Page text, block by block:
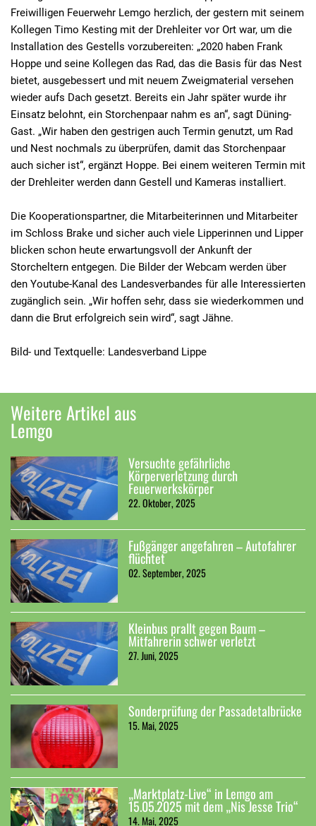
Freiwilligen Feuerwehr Lemgo herzlich, der gestern mit seinem
Kollegen Timo Kesting mit der Drehleiter vor Ort war, um die
Installation des Gestells vorzubereiten: „2020 haben Frank
Hoppe und seine Kollegen das Rad, das die Basis für das Nest
bietet, ausgebessert und mit neuem Zweigmaterial versehen
wieder aufs Dach gesetzt. Bereits ein Jahr später wurde ihr
Einsatz belohnt, ein Storchenpaar nahm es an“, sagt Düning-
Gast. „Wir haben den gestrigen auch Termin genutzt, um Rad
und Nest nochmals zu überprüfen, damit das Storchenpaar
auch sicher ist“, ergänzt Hoppe. Bei einem weiteren Termin mit
der Drehleiter werden dann Gestell und Kameras installiert.
Die Kooperationspartner, die Mitarbeiterinnen und Mitarbeiter
im Schloss Brake und sicher auch viele Lipperinnen und Lipper
blicken schon heute erwartungsvoll der Ankunft der
Storcheltern entgegen. Die Bilder der Webcam werden über
den Youtube-Kanal des Landesverbandes für alle Interessierten
zugänglich sein. „Wir hoffen sehr, dass sie wiederkommen und
dann die Brut erfolgreich sein wird“, sagt Jähne.
Bild- und Textquelle: Landesverband Lippe
Weitere Artikel aus
Lemgo
Versuchte gefährliche
Körperverletzung durch
Feuerwerkskörper
22. Oktober, 2025
Fußgänger angefahren – Autofahrer
flüchtet
02. September, 2025
Kleinbus prallt gegen Baum –
Mitfahrerin schwer verletzt
27. Juni, 2025
Sonderprüfung der Passadetalbrücke
15. Mai, 2025
„Marktplatz-Live“ in Lemgo am
15.05.2025 mit dem „Nis Jesse Trio“
14. Mai, 2025